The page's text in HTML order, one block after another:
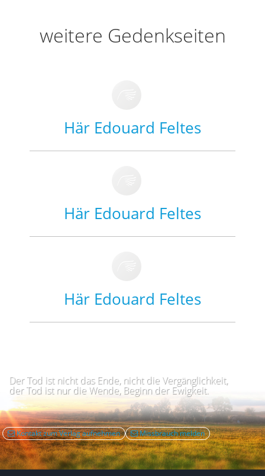
weitere Gedenkseiten
Här Edouard Feltes
Här Edouard Feltes
Här Edouard Feltes
Der Tod ist nicht das Ende, nicht die Vergänglichkeit,
der Tod ist nur die Wende, Beginn der Ewigkeit.
Kontakt zum Verlag aufnehmen Missbrauch melden